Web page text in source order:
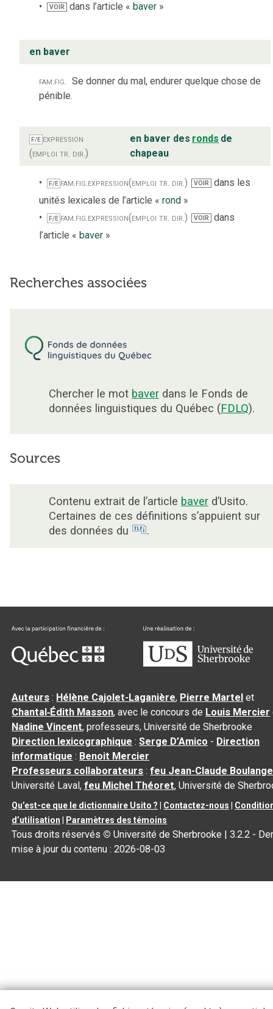
VOIR dans l’article «baver »
en baver
fam.fig. Se donner du mal, endurer quelque chose de
pénible.
F/E expression
(emploi tr. dir.)
en baver des ronds de
chapeau
F/E fam.fig.expression(emploi tr. dir.) VOIR
dans les
unités lexicales de l’article « rond »
F/E fam. fig. expression(emploi tr. dir.) VOIR
dans
l’article « baver »
Recherches associées
Chercher le mot baver dans le Fonds de
données linguistiques du Québec (FDLQ).
Sources
Contenu extrait de l’article baver d’Usito.
Certaines de ces définitions s’appuient sur
des données du
.
Auteurs : Hélène Cajolet-Laganière, Pierre Martel et
Chantal‑Édith Masson, avec le concours de Louis Mercier
Nadine Vincent, professeurs, Université de Sherbrooke
Direction lexicographique :Serge D’Amico - Direction
informatique : Benoit Mercier
Professeurs collaborateurs :feu Jean-Claude
Université Laval,feu Michel Théoret, Université de
Qu’est-ce que le dictionnaire Usito ? Contactez-nous
d’utilisation
Paramètres des témoins
Tous droits réservés © Université de Sherbrooke |3.2.2 -
mise à jour du contenu :2026-08-03